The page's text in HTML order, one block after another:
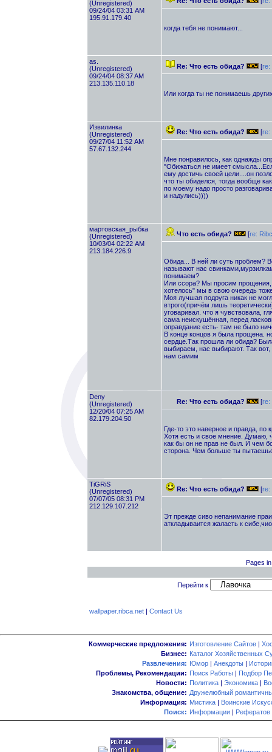
(Unregistered)
09/24/04 03:31 AM
195.91.179.40
когда тебя не понимают...
as.
(Unregistered)
09/24/04 08:37 AM
213.135.110.18
Re: Что есть обида? [re:
Или когда ты не понимаешь
Извилинка
(Unregistered)
09/27/04 11:52 AM
57.67.132.244
Re: Что есть обида? [re:
Мне понравилось, как однажды
"Обижаться не имеет
ему достичь своей цели....он
что ты обиделся, тогда вообще
по моему надо просто
и надулись))))
мартовская_рыбка
(Unregistered)
10/03/04 02:22 AM
213.184.226.9
Что есть обида? [re:
Обида... В ней ли суть проблем?
называют нас
понимаем?
Или ссора? Мы просим прощения,
хотелось" мы в свою очередь
Моя лучшая подруга никак не
втрого(причём лишь
уговаривал. что я чувствовала,
сама неискушённая, перед
оправдание есть- там не было
В конце концов я была прощена.
сердце.Так прошла ли обида?
выбираем, нас выбирают. Так вот,
нам самим
Deny
(Unregistered)
12/20/04 07:25 AM
82.179.204.50
Re: Что есть обида? [re:
Где-то это наверное и правда, по
Хотя есть и свое мнение. Думаю,
как бы он не прав не был. И чем
сторона. Чем больше ты
TiGRiS
(Unregistered)
07/07/05 08:31 PM
212.129.107.212
Re: Что есть обида? [re:
Эт прежде сиво непанимание
аткладываится жаласть к
Pages
Перейти к
wallpaper.ribca.net| Contact Us
Коммерческие предложения: Изготовление Сайтов |
Бизнес: Каталог Хозяйственных
Развлечения: Юмор | Анекдоты |
Проблемы, Рекомендации: Поиск Работы | Подбор
Новости: Политика | Экономика |
Знакомства, общение: Дружелюбный
Информация: Мистика | Воинские
Поиск: Информации | Рефератов